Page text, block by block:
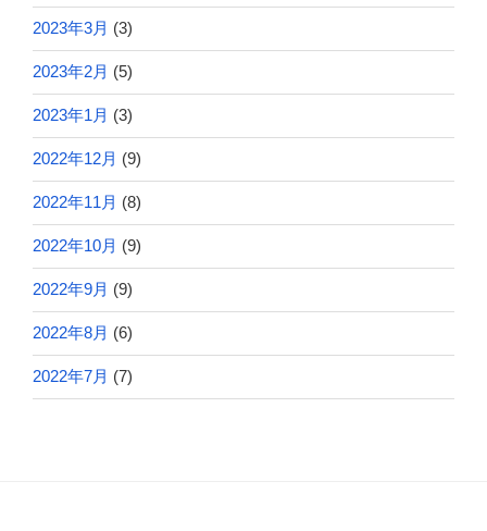
2023年3月 (3)
2023年2月 (5)
2023年1月 (3)
2022年12月 (9)
2022年11月 (8)
2022年10月 (9)
2022年9月 (9)
2022年8月 (6)
2022年7月 (7)